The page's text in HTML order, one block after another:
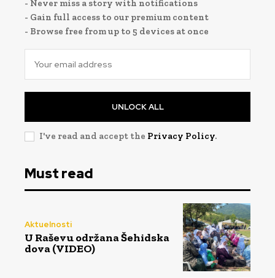
- Never miss a story with notifications
- Gain full access to our premium content
- Browse free from up to 5 devices at once
UNLOCK ALL
I've read and accept the Privacy Policy.
Must read
Aktuelnosti
U Raševu održana Šehidska
dova (VIDEO)